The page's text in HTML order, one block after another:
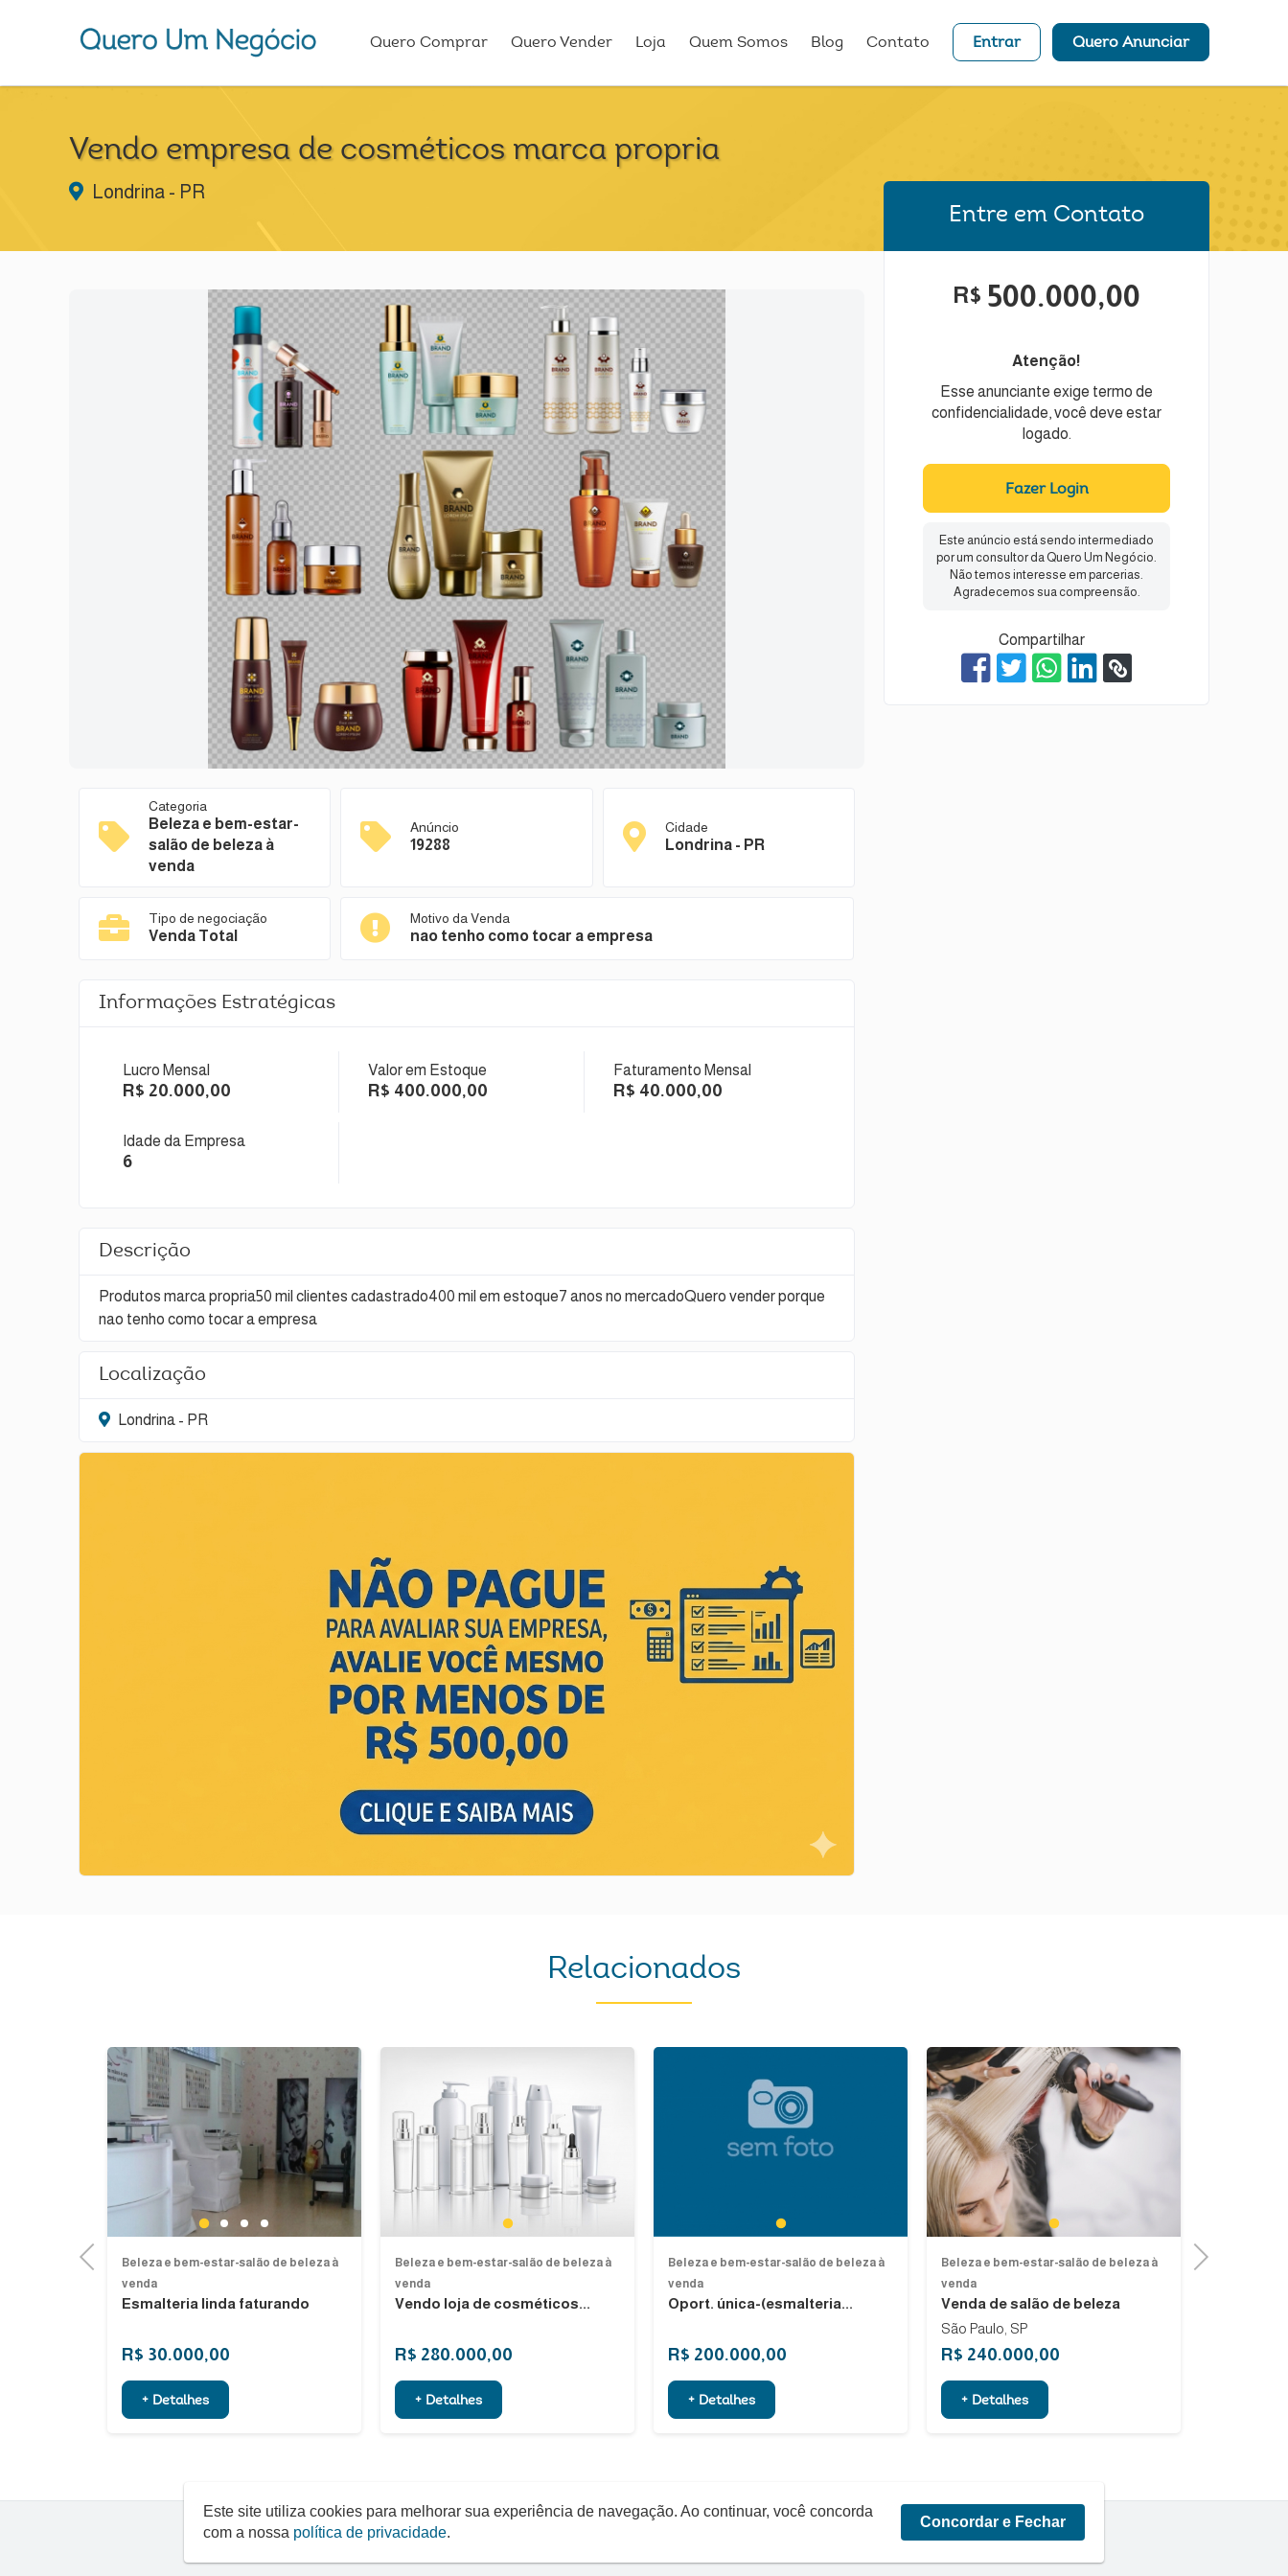
Quero Comprar Quero Vender Loja Quem Somos Blog Contato Entrar Quero Anunciar
Vendo empresa de cosméticos marca propria
Londrina - PR
Categoria
Beleza e bem-estar-
salão de beleza à
venda
Anúncio
19288
Cidade
Londrina - PR
Tipo de negociação
Venda Total
Motivo da Venda
nao tenho como tocar a empresa
Informações Estratégicas
Lucro Mensal
R$ 20.000,00
Valor em Estoque
R$ 400.000,00
Faturamento Mensal
R$ 40.000,00
Idade da Empresa
6
Descrição
Produtos marca propria50 mil clientes cadastrado400 mil em estoque7 anos no mercadoQuero vender porque
nao tenho como tocar a empresa
Localização
Londrina - PR
Entre em Contato
R$ 500.000,00
Atenção!
Esse anunciante exige termo de
confidencialidade, você deve estar
logado.
Fazer Login
Este anúncio está sendo intermediado
por um consultor da Quero Um Negócio.
Não temos interesse em parcerias.
Agradecemos sua compreensão.
Compartilhar
Relacionados
Previous
Next
Previous Next
1 2 3 4
Beleza e bem-estar-salão de beleza à
venda
Esmalteria linda faturando
R$ 30.000,00
+ Detalhes
1
Beleza e bem-estar-salão de beleza à
venda
Vendo loja de cosméticos...
R$ 280.000,00
+ Detalhes
1
Beleza e bem-estar-salão de beleza à
venda
Oport. única-(esmalteria...
R$ 200.000,00
+ Detalhes
1
Beleza e bem-estar-salão de beleza à
venda
Venda de salão de beleza
São Paulo, SP
R$ 240.000,00
+ Detalhes
Next
Este site utiliza cookies para melhorar sua experiência de navegação. Ao continuar, você concorda
com a nossa política de privacidade.
Concordar e Fechar